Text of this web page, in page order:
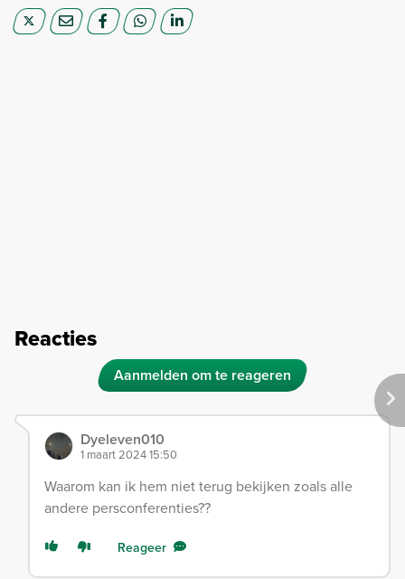
Reacties
Aanmelden om te reageren
Dyeleven010
1 maart 2024 15:50
Waarom kan ik hem niet terug bekijken zoals alle
andere persconferenties??
Reageer